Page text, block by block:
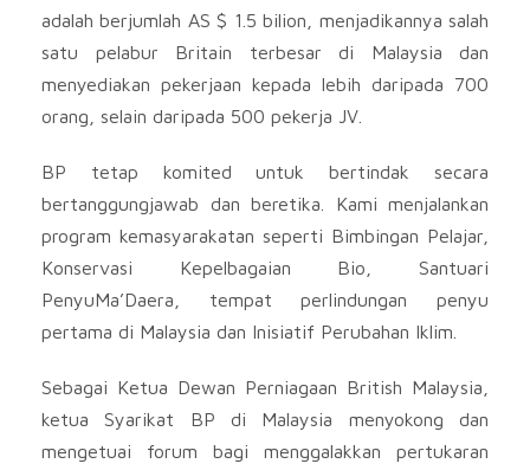
adalah berjumlah AS $ 1.5 bilion, menjadikannya salah
satu pelabur Britain terbesar di Malaysia dan
menyediakan pekerjaan kepada lebih daripada 700
orang, selain daripada 500 pekerja JV.
BP tetap komited untuk bertindak secara
bertanggungjawab dan beretika. Kami menjalankan
program kemasyarakatan seperti Bimbingan Pelajar,
Konservasi Kepelbagaian Bio, Santuari
PenyuMa’Daera, tempat perlindungan penyu
pertama di Malaysia dan Inisiatif Perubahan Iklim.
Sebagai Ketua Dewan Perniagaan British Malaysia,
ketua Syarikat BP di Malaysia menyokong dan
mengetuai forum bagi menggalakkan pertukaran